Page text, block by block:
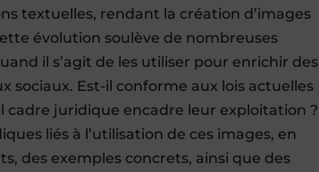
textuelles, rendant la création d’images
évolution soulève de nombreuses
il s’agit de les utiliser pour enrichir des
sociaux. Est-il conforme aux lois actuelles
cadre juridique encadre leur exploitation ?
liés à l’utilisation de ces images, en
des exemples concrets, ainsi que des